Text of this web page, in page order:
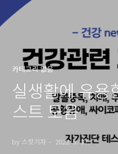
카테고리 없음
실생활에 유용
스트 모음
by 스캇기자 2022. 5. 17.